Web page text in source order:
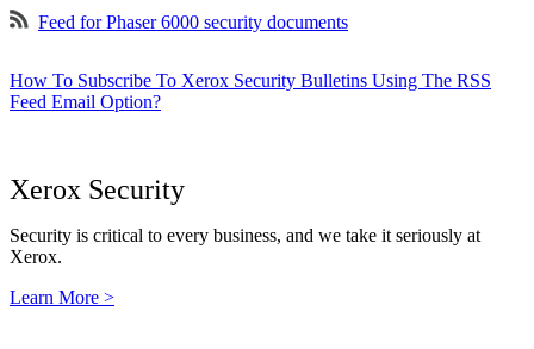
Feed for Phaser 6000 security documents
How To Subscribe To Xerox Security Bulletins Using The RSS
Feed Email Option?
Xerox Security
Security is critical to every business, and we take it seriously at
Xerox.
Learn More >